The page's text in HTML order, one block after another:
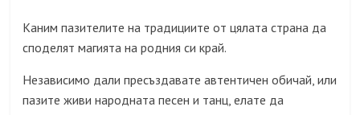
Каним пазителите на традициите от цялата страна да
споделят магията на родния си край.
Независимо дали пресъздавате автентичен обичай, или
пазите живи народната песен и танц, елате да